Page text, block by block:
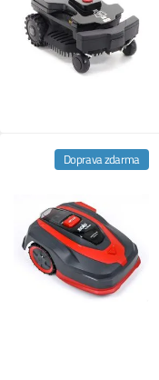
Doprava zdarma